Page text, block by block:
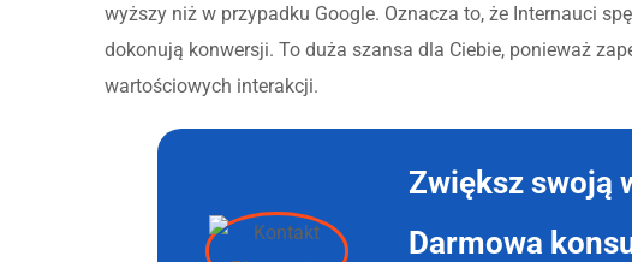
wyższy niż w przypadku Google. Oznacza to, że Internauci
dokonują konwersji. To duża szansa dla Ciebie, ponieważ
wartościowych interakcji.
Zwiększ swoją
Darmowa